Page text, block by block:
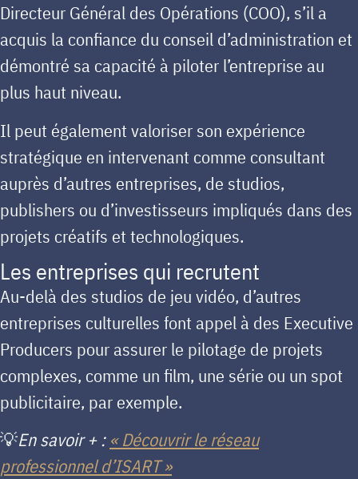
Directeur Général des Opérations (COO), s’il a
acquis la confiance du conseil d’administration et
démontré sa capacité à piloter l’entreprise au
plus haut niveau.
Il peut également valoriser son expérience
stratégique en intervenant comme consultant
auprès d’autres entreprises, de studios,
publishers ou d’investisseurs impliqués dans des
projets créatifs et technologiques.
Les entreprises qui recrutent
Au-delà des studios de jeu vidéo, d’autres
entreprises culturelles font appel à des Executive
Producers pour assurer le pilotage de projets
complexes, comme un film, une série ou un spot
publicitaire, par exemple.
💡En savoir + : « Découvrir le réseau
professionnel d’ISART »